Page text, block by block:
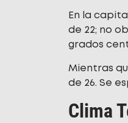
En la
de 22; no
grados
Mientras
de 26. Se
Clima